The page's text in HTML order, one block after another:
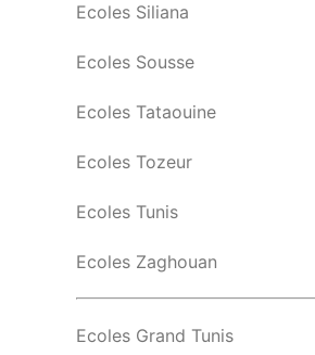
Ecoles Siliana
Ecoles Sousse
Ecoles Tataouine
Ecoles Tozeur
Ecoles Tunis
Ecoles Zaghouan
Ecoles Grand Tunis